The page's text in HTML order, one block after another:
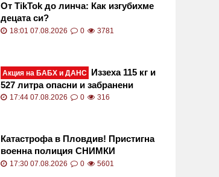
От TikTok до линча: Как изгубихме
децата си?
18:01 07.08.2026 0 3781
Акция на БАБХ и ДАНС Иззеха 115 кг и
527 литра опасни и забранени
продукти за растителна защита в
17:44 07.08.2026 0 316
Катастрофа в Пловдив! Пристигна
военна полиция СНИМКИ
17:30 07.08.2026 0 5601